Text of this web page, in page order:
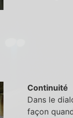
Continuité
Dans le
façon